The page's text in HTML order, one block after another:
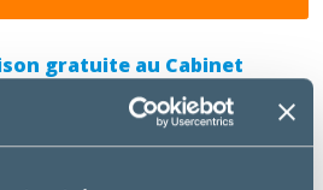
gratuite au Cabinet
médico-chirurgical